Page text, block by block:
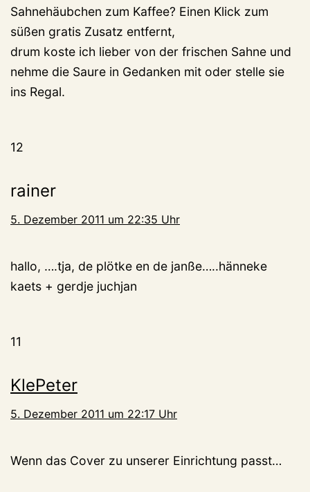
Sahnehäubchen zum Kaffee? Einen Klick zum
süßen gratis Zusatz entfernt,
drum koste ich lieber von der frischen Sahne und
nehme die Saure in Gedanken mit oder stelle sie
ins Regal.
12
rainer
5. Dezember 2011 um 22:35 Uhr
hallo, ….tja, de plötke en de janße…..hänneke
kaets + gerdje juchjan
11
KlePeter
5. Dezember 2011 um 22:17 Uhr
Wenn das Cover zu unserer Einrichtung passt…